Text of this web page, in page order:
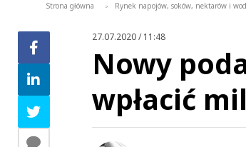
Strona główna > Rynek napojów, soków, nektarów i
27.07.2020 / 11:48
Nowy
wpłacić